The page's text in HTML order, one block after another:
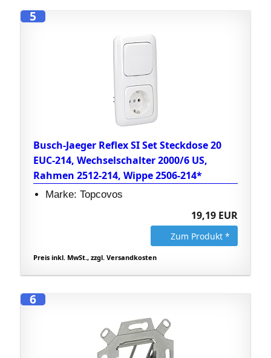
5
Busch-Jaeger Reflex SI Set Steckdose 20
EUC-214, Wechselschalter 2000/6 US,
Rahmen 2512-214, Wippe 2506-214*
Marke: Topcovos
19,19 EUR
Zum Produkt *
Preis inkl. MwSt., zzgl. Versandkosten
6